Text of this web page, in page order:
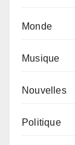
Monde
Musique
Nouvelles
Politique